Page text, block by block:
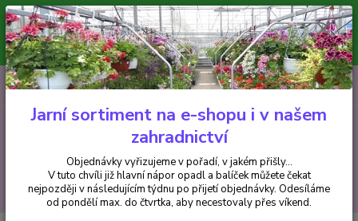
Minimální hodnota pro odeslání z e-shopu je 300 Kč.
V tuto chvíli již hlavní nápor objednávek opadl a balíček můžete čekat
nejpozději v následujícím týdnu po přijetí objednávky. Objednávky
vyřizujeme v pořadí, v jakém přišly...
CZK
Hledat
+420 602 223 614 0ks
za0 Kč
Jarní sortiment na e-shopu i v našem
zahradnictví
Objednávky vyřizujeme v pořadí, v jakém přišly...
V tuto chvíli již hlavní nápor opadl a balíček můžete čekat
nejpozději v následujícím týdnu po přijetí objednávky. Odesíláme
od pondělí max. do čtvrtka, aby necestovaly přes víkend.